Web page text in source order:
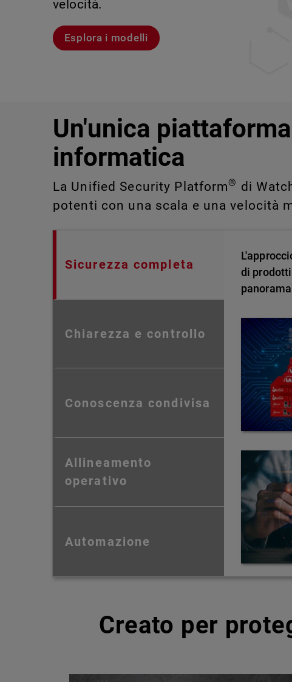
velocità.
Esplora i modelli
violazioni e portare alla luce rischi legati
IT impossibili da rilevare o gestire
Scopri Rai
Scopri WatchGuard EDR
Un'unica
informatica
La Unified Security Platform® di
potenti con una scala e una velocità
Sicurezza completa
Chiarezza e controllo
Conoscenza condivisa
Allineamento
operativo
Automazione
di
Creato per